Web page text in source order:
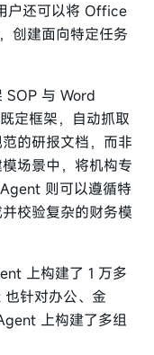
户还可以将 Office
创建面向特定任务
SOP 与 Word
定框架，自动抓取
的研报文档，而非
场景中，将机构专
则可以遵循特
校验复杂的财务模
上构建了 1 万多
针对办公、金
上构建了多组